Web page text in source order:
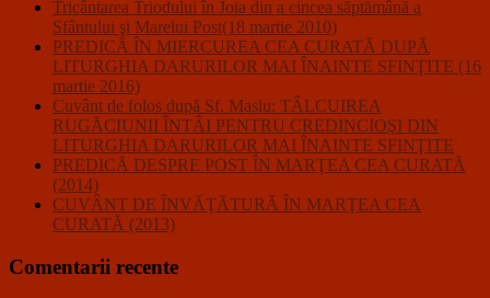
Tricântarea Triodului în Joia din a cincea săptămână a
Sfântului şi Marelui Post(18 martie 2010)
PREDICĂ ÎN MIERCUREA CEA CURATĂ DUPĂ
LITURGHIA DARURILOR MAI ÎNAINTE SFINŢITE (16
martie 2016)
Cuvânt de folos după Sf. Maslu: TÂLCUIREA
RUGĂCIUNII ÎNTÂI PENTRU CREDINCIOŞI DIN
LITURGHIA DARURILOR MAI ÎNAINTE SFINŢITE
PREDICĂ DESPRE POST ÎN MARŢEA CEA CURATĂ
(2014)
CUVÂNT DE ÎNVĂŢĂTURĂ ÎN MARŢEA CEA
CURATĂ (2013)
Comentarii recente